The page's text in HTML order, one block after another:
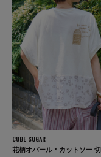
CUBE SUGAR